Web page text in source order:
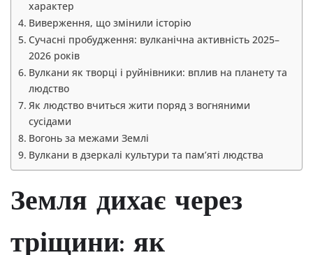
характер
Виверження, що змінили історію
Сучасні пробудження: вулканічна активність 2025–
2026 років
Вулкани як творці і руйнівники: вплив на планету та
людство
Як людство вчиться жити поряд з вогняними
сусідами
Вогонь за межами Землі
Вулкани в дзеркалі культури та пам’яті людства
Земля дихає через
тріщини: як